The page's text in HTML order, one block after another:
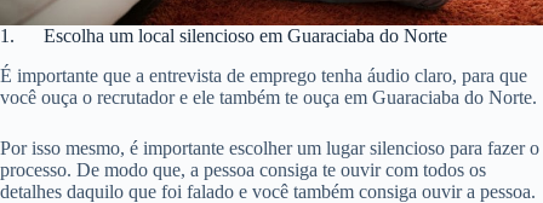
1. Escolha um local silencioso em Guaraciaba do Norte
É importante que a entrevista de emprego tenha áudio claro, para que
você ouça o recrutador e ele também te ouça em Guaraciaba do Norte.
Por isso mesmo, é importante escolher um lugar silencioso para fazer o
processo. De modo que, a pessoa consiga te ouvir com todos os
detalhes daquilo que foi falado e você também consiga ouvir a pessoa.